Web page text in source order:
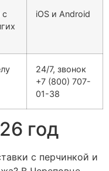
с
iOS и Android
24/7, звонок
+7 (800) 707-
01-38
год
с перчинкой и